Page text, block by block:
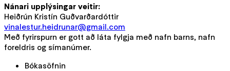
Nánari upplýsingar veitir:
Heiðrún Kristín Guðvarðardóttir
vinalestur.heidrunar@gmail.com
Með fyrirspurn er gott að láta fylgja með nafn barns, nafn
foreldris og símanúmer.
Bókasöfnin